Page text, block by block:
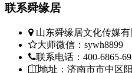
联系舜缘居
山东舜缘居文化传媒有
大师微信：sywh8899
联系电话：400-6865-
地址：济南市市中区